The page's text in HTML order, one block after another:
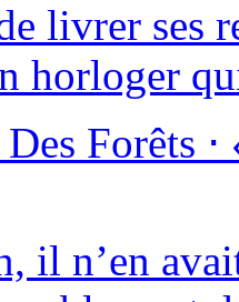
livrer ses
hor­lo­ger
Des Forêts ⋅
il n’en